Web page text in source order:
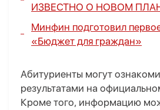
ИЗВЕСТНО О НОВОМ
Минфин подготовил
«Бюджет для граждан»
Абитуриенты могут
результатами на
Кроме того, информацию